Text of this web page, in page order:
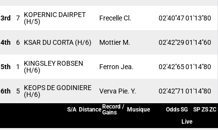
3rd 7 KOPERNIC DAIRPET
(H/5)
Frecelle Cl. 02'40''4701'13''80
4th 6 KSAR DU CORTA (H/6) Mottier M. 02'42''2901'14''60
5th 1
KINGSLEY ROBSEN
(H/6)
Ferron Jea. 02'42''6501'14''80
6th 5 KEOPS DE GODINIERE
(H/6)
Verva Pie. Y. 02'42''71 01'14''80
S/A Distance Record /
Gains
Musique OddsSG SPZSZC
Live